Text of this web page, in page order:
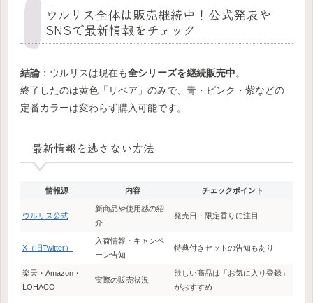
ウルリス全体は販売継続中！公式発表や
SNSで最新情報をチェック
結論 ：ウルリスは現在も全シリーズを継続販売中。
終了したのは黄色「リペア」のみで、青・ピンク・紫などの
定番カラーは変わらず購入可能です。
最新情報を逃さない方法
情報源 内容 チェックポイント
ウルリス公式
新商品や使用感の紹
介
発売日・限定香りに注目
X（旧Twitter）
入荷情報・キャンペ
ーン告知
特典付きセットの告知もあり
楽天・Amazon・
LOHACO
実際の販売状況
欲しい商品は「お気に入り登録」
がおすすめ